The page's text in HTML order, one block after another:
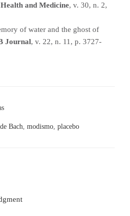
and Medicine, v. 30, n. 2,
of water and the ghost of
Journal, v. 22, n. 11, p. 3727-
Bach, modismo, placebo